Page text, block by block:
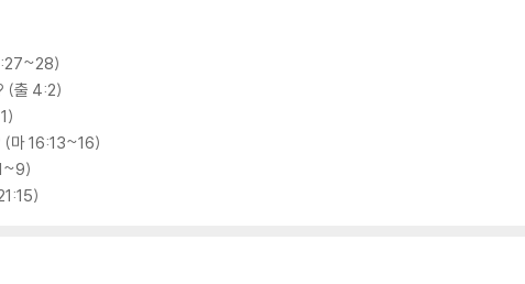
(출 4:2)
(마 16:13~16)